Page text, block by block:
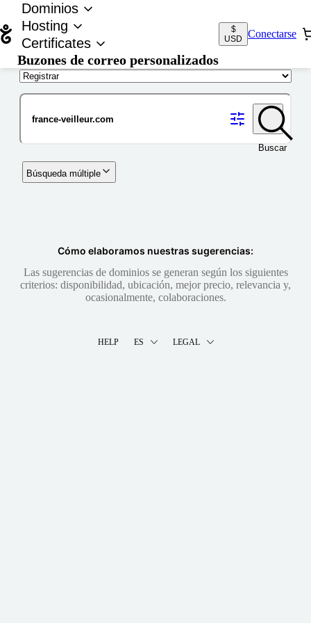
Dominios
Hosting
Certificates
Buzones de correo personalizados
$
USD
Conectarse
Buscar
Búsqueda múltiple
Cómo elaboramos nuestras sugerencias:
Las sugerencias de dominios se generan según los siguientes
criterios: disponibilidad, ubicación, mejor precio, relevancia y,
ocasionalmente, colaboraciones.
HELP ES LEGAL